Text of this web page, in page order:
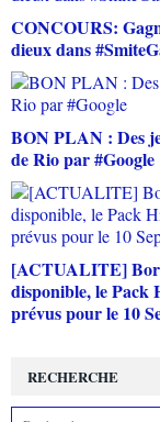
CONCOURS:
dieux dans
BON PLAN : Des
de Rio par #Google
[ACTUALITE]
disponible, le Pack
prévus pour le 10
RECHERCHE